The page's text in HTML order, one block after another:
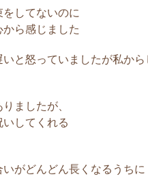
が綺麗な場所です。 今では夫
き合っている頃、もし...
ごす幸せな時間について
ます。 それは彼の自宅にいて
見たり、お菓子を食べたり
してないのに
ら感じました
と怒っていましたが私から
ましたが、
してくれる
がどんどん長くなるうちに